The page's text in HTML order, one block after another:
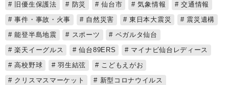
旧優生保護法
防災 仙台市 気象情報
交通情報
事件・事故・火事
自然災害 東日本大震災
震災遺構
能登半島地震
スポーツ
ベガルタ仙台
楽天イーグルス
仙台89ERS
マイナビ仙台レディース
高校野球
羽生結弦
こどもえがお
クリスマスマーケット
新型コロナウイルス